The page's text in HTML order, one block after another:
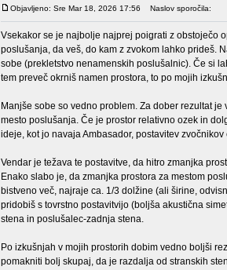
Objavljeno: Sre Mar 18, 2026 17:56 Naslov sporočila:
Vsekakor se je najbolje najprej poigrati z obstoječo
poslušanja, da veš, do kam z zvokom lahko prideš.
sobe (prekletstvo nenamenskih poslušalnic). Če si
tem preveč okrniš namen prostora, to po mojih
Manjše sobe so vedno problem. Za dober rezultat
mesto poslušanja. Če je prostor relativno ozek in
ideje, kot jo navaja Ambasador, postavitev
Vendar je težava te postavitve, da hitro zmanjka
Enako slabo je, da zmanjka prostora za mestom
bistveno več, najraje ca. 1/3 dolžine (ali širine,
pridobiš s tovrstno postavitvijo (boljša akustična
stena in poslušalec-zadnja stena.
Po izkušnjah v mojih prostorih dobim vedno boljši
pomakniti bolj skupaj, da je razdalja od stranskih